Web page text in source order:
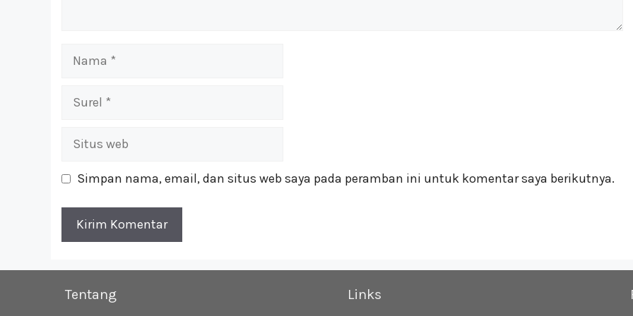
Nama
Surel
Situs
Simpan nama, email, dan situs web saya pada peramban ini untuk komentar saya berikutnya.
Tentang Links